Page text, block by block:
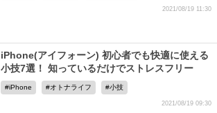
2021/08/19 11:30
iPhone(アイフォーン) 初心者でも快適に使える
小技7選！ 知っているだけでストレスフリー
iPhone オトナライフ 小技
2021/08/19 09:30